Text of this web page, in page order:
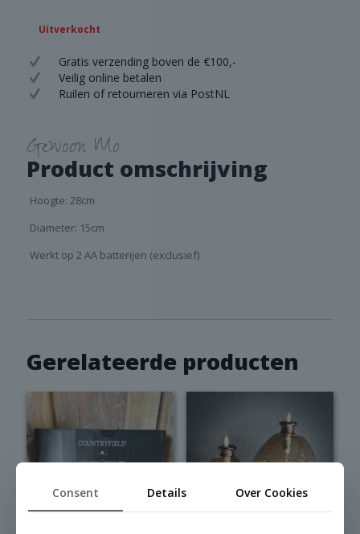
Uitverkocht
Gratis verzending boven de €100,-
Veilig online betalen
Ruilen of retourneren via PostNL
Gewoon Mo
Product omschrijving
Hoogte: 28cm
Diameter: 15cm
Werkt op 2 AA batterijen (exclusief)
Gerelateerde producten
Consent Details Over Cookies